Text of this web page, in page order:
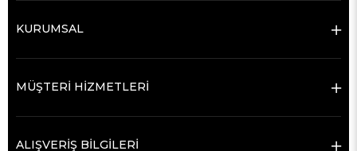
KURUMSAL
MÜŞTERİ HİZMETLERİ
ALIŞVERİŞ BİLGİLERİ